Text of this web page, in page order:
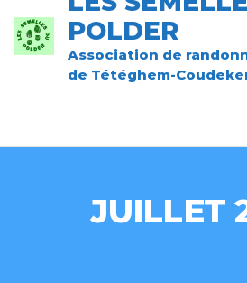
POLDER
Association de
de Tétéghem-
JUILLET